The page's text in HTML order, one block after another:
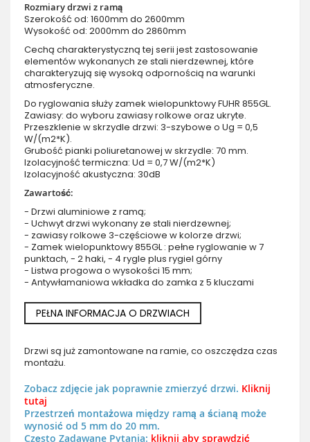
Rozmiary drzwi z ramą
Szerokość od: 1600mm do 2600mm
Wysokość od: 2000mm do 2860mm
Cechą charakterystyczną tej serii jest zastosowanie
elementów wykonanych ze stali nierdzewnej, które
charakteryzują się wysoką odpornością na warunki
atmosferyczne.
Do ryglowania służy zamek wielopunktowy FUHR 855GL.
Zawiasy: do wyboru zawiasy rolkowe oraz ukryte.
Przeszklenie w skrzydle drzwi: 3-szybowe o Ug = 0,5
W/(m2*K).
Grubość pianki poliuretanowej w skrzydle: 70 mm.
Izolacyjność termiczna: Ud = 0,7 W/(m2*K)
Izolacyjność akustyczna: 30dB
Zawartość:
- Drzwi aluminiowe z ramą;
- Uchwyt drzwi wykonany ze stali nierdzewnej;
- zawiasy rolkowe 3-częściowe w kolorze drzwi;
- Zamek wielopunktowy 855GL : pełne ryglowanie w 7
punktach, - 2 haki, - 4 rygle plus rygiel górny
- Listwa progowa o wysokości 15 mm;
- Antywłamaniowa wkładka do zamka z 5 kluczami
PEŁNA INFORMACJA O DRZWIACH
Drzwi są już zamontowane na ramie, co oszczędza czas
montażu.
Zobacz zdjęcie jak poprawnie zmierzyć drzwi. Kliknij
tutaj
Przestrzeń montażowa między ramą a ścianą może
wynosić od 5 mm do 20 mm.
Często Zadawane Pytania: kliknij aby sprawdzić